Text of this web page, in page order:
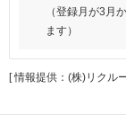
（登録月が3月
ます）
[ 情報提供：(株)リクル